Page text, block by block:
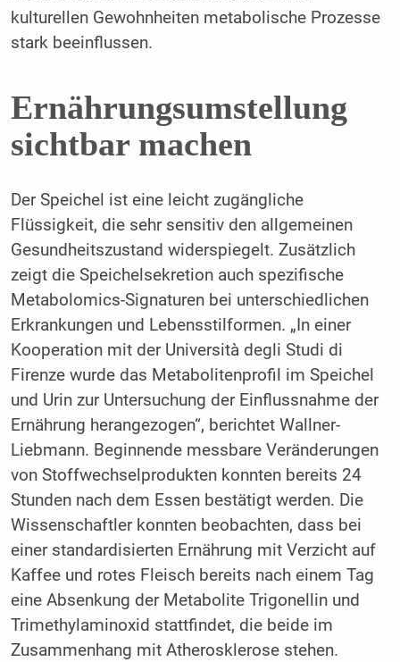
kulturellen Gewohnheiten metabolische Prozesse
stark beeinflussen.
Ernährungsumstellung
sichtbar machen
Der Speichel ist eine leicht zugängliche
Flüssigkeit, die sehr sensitiv den allgemeinen
Gesundheitszustand widerspiegelt. Zusätzlich
zeigt die Speichelsekretion auch spezifische
Metabolomics-Signaturen bei unterschiedlichen
Erkrankungen und Lebensstilformen. „In einer
Kooperation mit der Università degli Studi di
Firenze wurde das Metabolitenprofil im Speichel
und Urin zur Untersuchung der Einflussnahme der
Ernährung herangezogen“, berichtet Wallner-
Liebmann. Beginnende messbare Veränderungen
von Stoffwechselprodukten konnten bereits 24
Stunden nach dem Essen bestätigt werden. Die
Wissenschaftler konnten beobachten, dass bei
einer standardisierten Ernährung mit Verzicht auf
Kaffee und rotes Fleisch bereits nach einem Tag
eine Absenkung der Metabolite Trigonellin und
Trimethylaminoxid stattfindet, die beide im
Zusammenhang mit Atherosklerose stehen.